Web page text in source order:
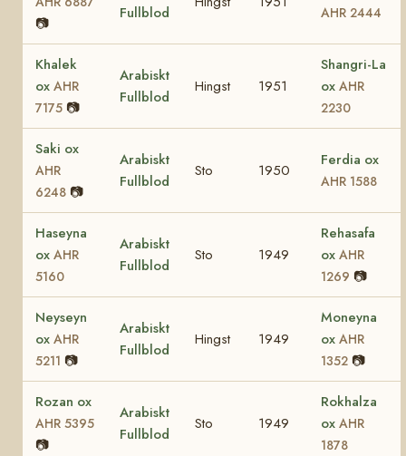
📷
Fullblod
AHR 2444
Khalek
ox AHR
7175 📷
Arabiskt
Fullblod
Hingst 1951
Shangri-La
ox AHR
2230
Saki ox
AHR
6248 📷
Arabiskt
Fullblod
Sto 1950
Ferdia ox
AHR 1588
Haseyna
ox AHR
5160
Arabiskt
Fullblod
Sto 1949
Rehasafa
ox AHR
1269 📷
Neyseyn
ox AHR
5211 📷
Arabiskt
Fullblod
Hingst 1949
Moneyna
ox AHR
1352 📷
Rozan ox
AHR 5395
📷
Arabiskt
Fullblod
Sto 1949
Rokhalza
ox AHR
1878